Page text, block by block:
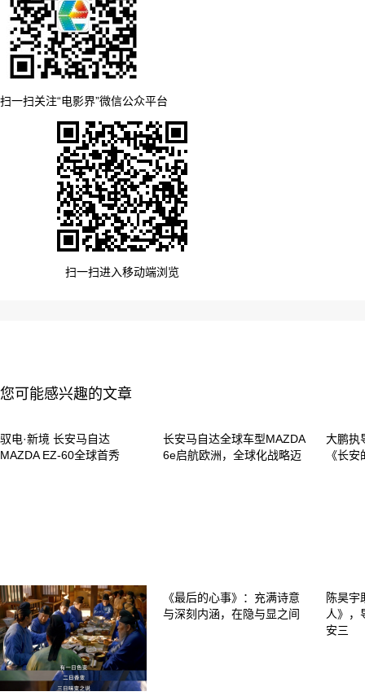
扫一扫关注“电影界”微信公众平台
扫一扫进入移动端浏览
您可能感兴趣的文章
驭电·新境 长安马自达
MAZDA EZ-60全球首秀
长安马自达全球车型MAZDA
6e启航欧洲，全球化战略迈
大鹏执
《长
《最后的心事》：充满诗意
与深刻内涵，在隐与显之间
陈昊宇
人》，
安三